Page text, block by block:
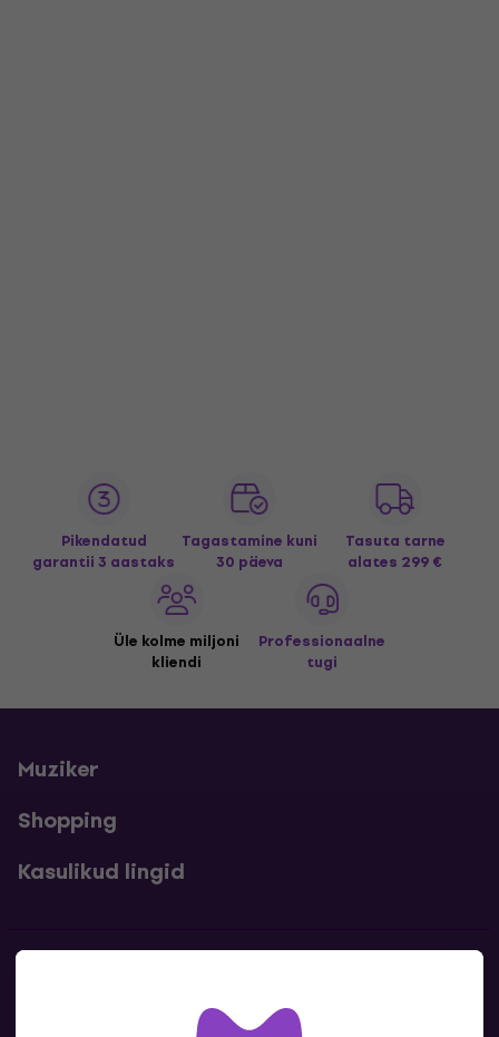
Pikendatud
garantii 3 aastaks
Tagastamine kuni
30 päeva
Tasuta tarne
alates 299 €
Üle kolme miljoni
kliendi
Professionaalne
tugi
Muziker
Shopping
Kasulikud lingid
Kontaktandmed